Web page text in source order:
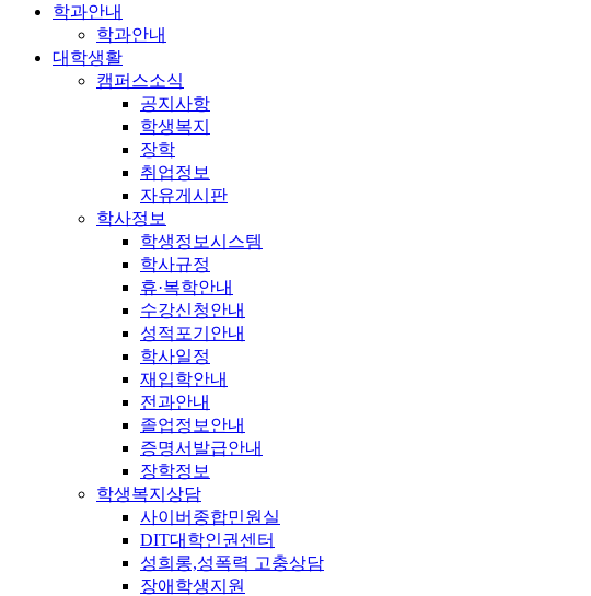
학과안내
학과안내
대학생활
캠퍼스소식
공지사항
학생복지
장학
취업정보
자유게시판
학사정보
학생정보시스템
학사규정
휴·복학안내
수강신청안내
성적포기안내
학사일정
재입학안내
전과안내
졸업정보안내
증명서발급안내
장학정보
학생복지상담
사이버종합민원실
DIT대학인권센터
성희롱,성폭력 고충상담
장애학생지원